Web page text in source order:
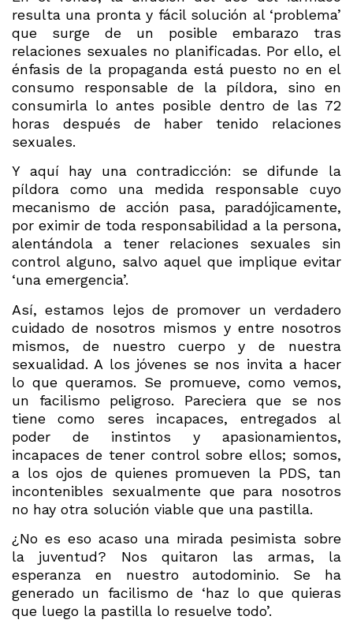
resulta una pronta y fácil solución al ‘problema’
que surge de un posible embarazo tras
relaciones sexuales no planificadas. Por ello, el
énfasis de la propaganda está puesto no en el
consumo responsable de la píldora, sino en
consumirla lo antes posible dentro de las 72
horas después de haber tenido relaciones
sexuales.
Y aquí hay una contradicción: se difunde la
píldora como una medida responsable cuyo
mecanismo de acción pasa, paradójicamente,
por eximir de toda responsabilidad a la persona,
alentándola a tener relaciones sexuales sin
control alguno, salvo aquel que implique evitar
‘una emergencia’.
Así, estamos lejos de promover un verdadero
cuidado de nosotros mismos y entre nosotros
mismos, de nuestro cuerpo y de nuestra
sexualidad. A los jóvenes se nos invita a hacer
lo que queramos. Se promueve, como vemos,
un facilismo peligroso. Pareciera que se nos
tiene como seres incapaces, entregados al
poder de instintos y apasionamientos,
incapaces de tener control sobre ellos; somos,
a los ojos de quienes promueven la PDS, tan
incontenibles sexualmente que para nosotros
no hay otra solución viable que una pastilla.
¿No es eso acaso una mirada pesimista sobre
la juventud? Nos quitaron las armas, la
esperanza en nuestro autodominio. Se ha
generado un facilismo de ‘haz lo que quieras
que luego la pastilla lo resuelve todo’.